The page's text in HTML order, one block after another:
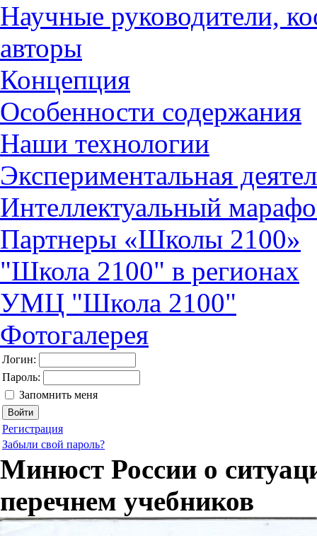
Научные руководители,
авторы
Концепция
Особенности содержания
Наши технологии
Экспериментальная
Интеллектуальный
Партнеры «Школы 2100»
"Школа 2100" в регионах
УМЦ "Школа 2100"
Фотогалерея
Логин:
Пароль:
Запомнить меня
Регистрация
Забыли свой пароль?
Минюст России о
перечнем учебников